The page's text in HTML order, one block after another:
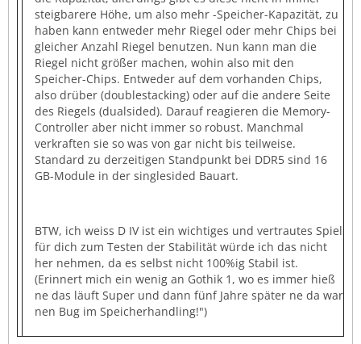
steigbarere Höhe, um also mehr -Speicher-Kapazität, zu
haben kann entweder mehr Riegel oder mehr Chips bei
gleicher Anzahl Riegel benutzen. Nun kann man die
Riegel nicht größer machen, wohin also mit den
Speicher-Chips. Entweder auf dem vorhanden Chips,
also drüber (doublestacking) oder auf die andere Seite
des Riegels (dualsided). Darauf reagieren die Memory-
Controller aber nicht immer so robust. Manchmal
verkraften sie so was von gar nicht bis teilweise.
Standard zu derzeitigen Standpunkt bei DDR5 sind 16
GB-Module in der singlesided Bauart.
BTW, ich weiss D IV ist ein wichtiges und vertrautes Spiel
für dich zum Testen der Stabilität würde ich das nicht
her nehmen, da es selbst nicht 100%ig Stabil ist.
(Erinnert mich ein wenig an Gothik 1, wo es immer hieß
ne das läuft Super und dann fünf Jahre später ne da war
nen Bug im Speicherhandling!")